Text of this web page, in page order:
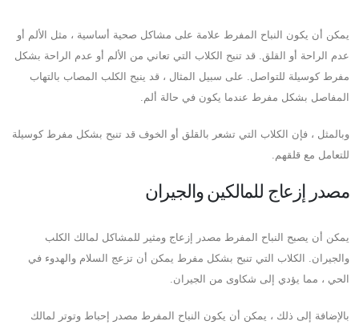
يمكن أن يكون النباح المفرط علامة على مشاكل صحية أساسية ، مثل الألم أو
عدم الراحة أو القلق. قد تنبح الكلاب التي تعاني من الألم أو عدم الراحة بشكل
مفرط كوسيلة للتواصل. على سبيل المثال ، قد ينبح الكلب المصاب بالتهاب
المفاصل بشكل مفرط عندما يكون في حالة ألم.
وبالمثل ، فإن الكلاب التي تشعر بالقلق أو الخوف قد تنبح بشكل مفرط كوسيلة
للتعامل مع قلقهم.
مصدر إزعاج للمالكين والجيران
يمكن أن يصبح النباح المفرط مصدر إزعاج ومثير للمشاكل لمالك الكلب
والجيران. الكلاب التي تنبح بشكل مفرط يمكن أن تزعج السلام والهدوء في
الحي ، مما يؤدي إلى شكاوى من الجيران.
بالإضافة إلى ذلك ، يمكن أن يكون النباح المفرط مصدر إحباط وتوتر لمالك